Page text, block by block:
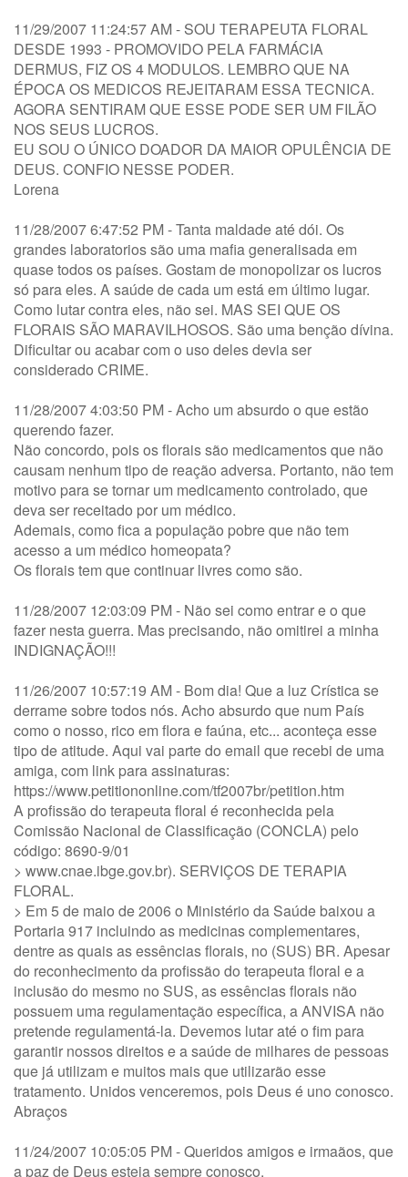
11/29/2007 11:24:57 AM - SOU TERAPEUTA FLORAL
DESDE 1993 - PROMOVIDO PELA FARMÁCIA
DERMUS, FIZ OS 4 MODULOS. LEMBRO QUE NA
ÉPOCA OS MEDICOS REJEITARAM ESSA TECNICA.
AGORA SENTIRAM QUE ESSE PODE SER UM FILÃO
NOS SEUS LUCROS.
EU SOU O ÚNICO DOADOR DA MAIOR OPULÊNCIA DE
DEUS. CONFIO NESSE PODER.
Lorena
11/28/2007 6:47:52 PM - Tanta maldade até dói. Os
grandes laboratorios são uma mafia generalisada em
quase todos os países. Gostam de monopolizar os lucros
só para eles. A saúde de cada um está em último lugar.
Como lutar contra eles, não sei. MAS SEI QUE OS
FLORAIS SÃO MARAVILHOSOS. São uma benção dívina.
Dificultar ou acabar com o uso deles devia ser
considerado CRIME.
11/28/2007 4:03:50 PM - Acho um absurdo o que estão
querendo fazer.
Não concordo, pois os florais são medicamentos que não
causam nenhum tipo de reação adversa. Portanto, não tem
motivo para se tornar um medicamento controlado, que
deva ser receitado por um médico.
Ademais, como fica a população pobre que não tem
acesso a um médico homeopata?
Os florais tem que continuar livres como são.
11/28/2007 12:03:09 PM - Não sei como entrar e o que
fazer nesta guerra. Mas precisando, não omitirei a minha
INDIGNAÇÃO!!!
11/26/2007 10:57:19 AM - Bom dia! Que a luz Crística se
derrame sobre todos nós. Acho absurdo que num País
como o nosso, rico em flora e faúna, etc... aconteça esse
tipo de atitude. Aqui vai parte do email que recebi de uma
amiga, com link para assinaturas:
https://www.petitiononline.com/tf2007br/petition.htm
A profissão do terapeuta floral é reconhecida pela
Comissão Nacional de Classificação (CONCLA) pelo
código: 8690-9/01
> www.cnae.ibge.gov.br). SERVIÇOS DE TERAPIA
FLORAL.
> Em 5 de maio de 2006 o Ministério da Saúde baixou a
Portaria 917 incluindo as medicinas complementares,
dentre as quais as essências florais, no (SUS) BR. Apesar
do reconhecimento da profissão do terapeuta floral e a
inclusão do mesmo no SUS, as essências florais não
possuem uma regulamentação específica, a ANVISA não
pretende regulamentá-la. Devemos lutar até o fim para
garantir nossos direitos e a saúde de milhares de pessoas
que já utilizam e muitos mais que utilizarão esse
tratamento. Unidos venceremos, pois Deus é uno conosco.
Abraços
11/24/2007 10:05:05 PM - Queridos amigos e irmaãos, que
a paz de Deus esteja sempre conosco.